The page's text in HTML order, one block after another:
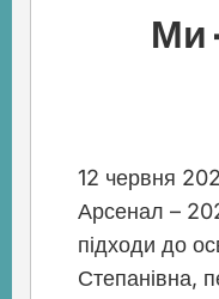
Ми
12 червня
Арсенал –
підходи до
Степанівна,